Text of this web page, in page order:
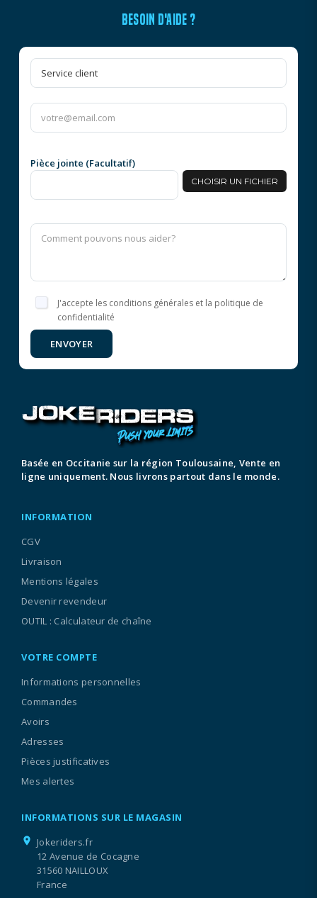
BESOIN D'AIDE ?
Pièce jointe (Facultatif)
CHOISIR UN FICHIER
J'accepte les conditions générales et la politique de
confidentialité
ENVOYER
Basée en Occitanie sur la région Toulousaine, Vente en
ligne uniquement. Nous livrons partout dans le monde.
INFORMATION
CGV
Livraison
Mentions légales
Devenir revendeur
OUTIL : Calculateur de chaîne
VOTRE COMPTE
Informations personnelles
Commandes
Avoirs
Adresses
Pièces justificatives
Mes alertes
INFORMATIONS SUR LE MAGASIN
location_on
Jokeriders.fr
12 Avenue de Cocagne
31560 NAILLOUX
France